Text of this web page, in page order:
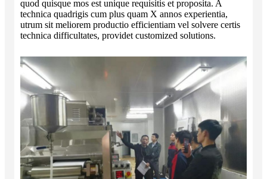
quod quisque mos est unique requisitis et proposita. A
technica quadrigis cum plus quam X annos experientia,
utrum sit meliorem productio efficientiam vel solvere certis
technica difficultates, providet customized solutions.